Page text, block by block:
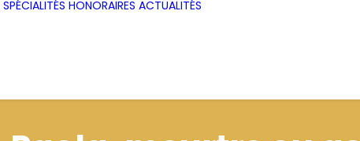
SPÉCIALITÉS HONORAIRES ACTUALITÉS